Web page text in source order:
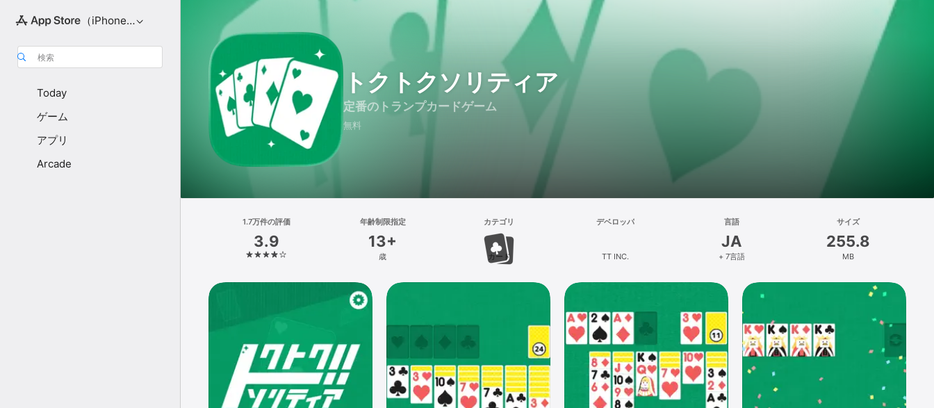
（iPhone向け）
検索
Today
ゲーム
アプリ
Arcade
トクトクソリティア
定番のトランプカードゲーム
無料
1.7万件の評価
3.9
年齢制限指定
13+
歳
カテゴリ
カード
デベロッパ
TT INC.
言語
JA
+ 7言語
サイズ
255.8
MB